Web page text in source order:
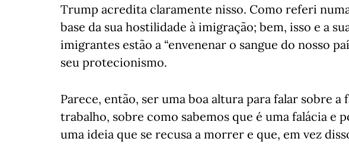
Trump acredita claramente nisso. Como referi
base da sua hostilidade à imigração; bem, isso e a
imigrantes estão a “envenenar o sangue do nosso
seu protecionismo.
Parece, então, ser uma boa altura para falar sobre a
trabalho, sobre como sabemos que é uma falácia e
uma ideia que se recusa a morrer e que, em vez